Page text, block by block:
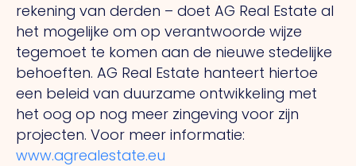
rekening van derden – doet AG Real Estate al
het mogelijke om op verantwoorde wijze
tegemoet te komen aan de nieuwe stedelijke
behoeften. AG Real Estate hanteert hiertoe
een beleid van duurzame ontwikkeling met
het oog op nog meer zingeving voor zijn
projecten. Voor meer informatie:
www.agrealestate.eu